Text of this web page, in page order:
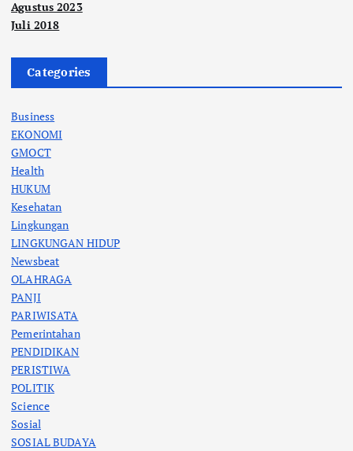
Agustus 2023
Juli 2018
Categories
Business
EKONOMI
GMOCT
Health
HUKUM
Kesehatan
Lingkungan
LINGKUNGAN HIDUP
Newsbeat
OLAHRAGA
PANJI
PARIWISATA
Pemerintahan
PENDIDIKAN
PERISTIWA
POLITIK
Science
Sosial
SOSIAL BUDAYA